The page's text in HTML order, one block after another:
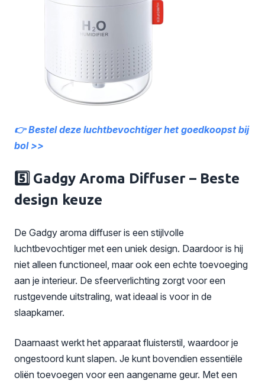
👉 Bestel deze luchtbevochtiger het goedkoopst bij
bol >>
5️⃣ Gadgy Aroma Diffuser – Beste
design keuze
De Gadgy aroma diffuser is een stijlvolle
luchtbevochtiger met een uniek design. Daardoor is hij
niet alleen functioneel, maar ook een echte toevoeging
aan je interieur. De sfeerverlichting zorgt voor een
rustgevende uitstraling, wat ideaal is voor in de
slaapkamer.
Daarnaast werkt het apparaat fluisterstil, waardoor je
ongestoord kunt slapen. Je kunt bovendien essentiële
oliën toevoegen voor een aangename geur. Met een